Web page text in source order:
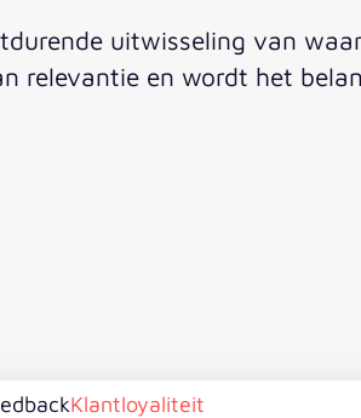
uitwisseling van
relevantie en wordt het
Klantloyaliteit